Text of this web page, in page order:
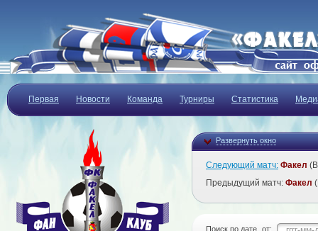
Первая Новости Команда Турниры Статистика
Развернуть окно
Следующий матч: Факел
Предыдущий матч: Факел
Поиск по дате от: